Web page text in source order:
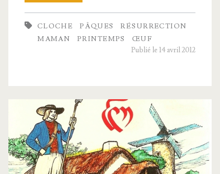
de
Nicolazic
CLOCHE PÂQUES
RÉSURRECTION
MAMAN
PRINTEMPS
ŒUF
Publié le 14 avril 2012